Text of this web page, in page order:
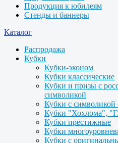
Продукция к юбилеям
Стенды и баннеры
Каталог
Распродажа
Кубки
Кубки-эконом
Кубки классические
Кубки и призы с
символикой
Кубки с
Кубки "Хохлома",
Кубки престижные
Кубки
Кубки с